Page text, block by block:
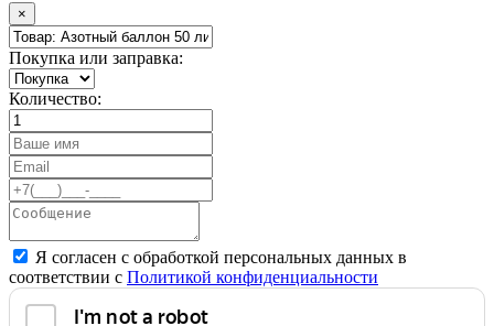
×
Покупка или заправка:
Количество:
Я согласен с обработкой персональных данных в
соответствии с Политикой конфиденциальности